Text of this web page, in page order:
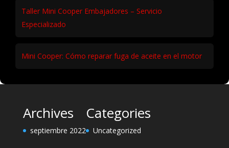
Taller Mini Cooper Embajadores – Servicio
Especializado
Mini Cooper: Cómo reparar fuga de aceite en el motor
Archives
septiembre 2022
Categories
Uncategorized